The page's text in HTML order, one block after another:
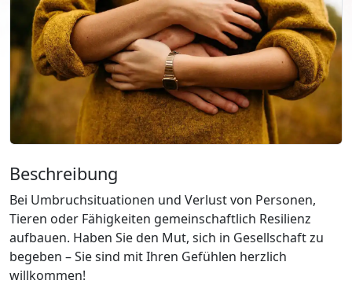
Beschreibung
Bei Umbruchsituationen und Verlust von Personen,
Tieren oder Fähigkeiten gemeinschaftlich Resilienz
aufbauen. Haben Sie den Mut, sich in Gesellschaft zu
begeben – Sie sind mit Ihren Gefühlen herzlich
willkommen!